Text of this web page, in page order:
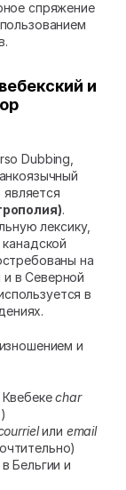
спряжение
и
Dubbing,
лексику,
на
в Северной
в
и
Квебеке char
или email
Бельгии и